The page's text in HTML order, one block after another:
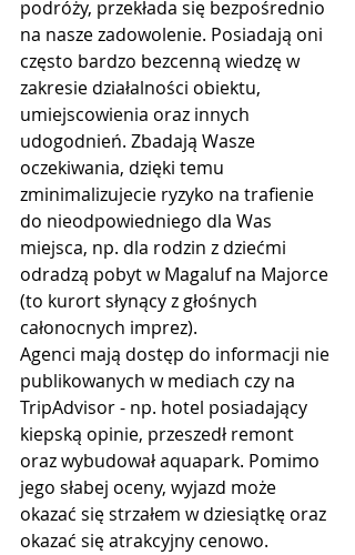
podróży, przekłada się bezpośrednio
na nasze zadowolenie. Posiadają oni
często bardzo bezcenną wiedzę w
zakresie działalności obiektu,
umiejscowienia oraz innych
udogodnień. Zbadają Wasze
oczekiwania, dzięki temu
zminimalizujecie ryzyko na trafienie
do nieodpowiedniego dla Was
miejsca, np. dla rodzin z dziećmi
odradzą pobyt w Magaluf na Majorce
(to kurort słynący z głośnych
całonocnych imprez).
Agenci mają dostęp do informacji nie
publikowanych w mediach czy na
TripAdvisor - np. hotel posiadający
kiepską opinie, przeszedł remont
oraz wybudował aquapark. Pomimo
jego słabej oceny, wyjazd może
okazać się strzałem w dziesiątkę oraz
okazać się atrakcyjny cenowo.